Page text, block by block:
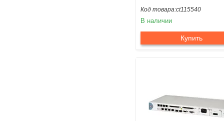
ct115540
В наличии
Купить